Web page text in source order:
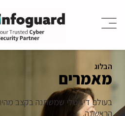
הבלוג
מאמרים
בעולם דיגיטלי שמשתנה בקצב
הראשונה.